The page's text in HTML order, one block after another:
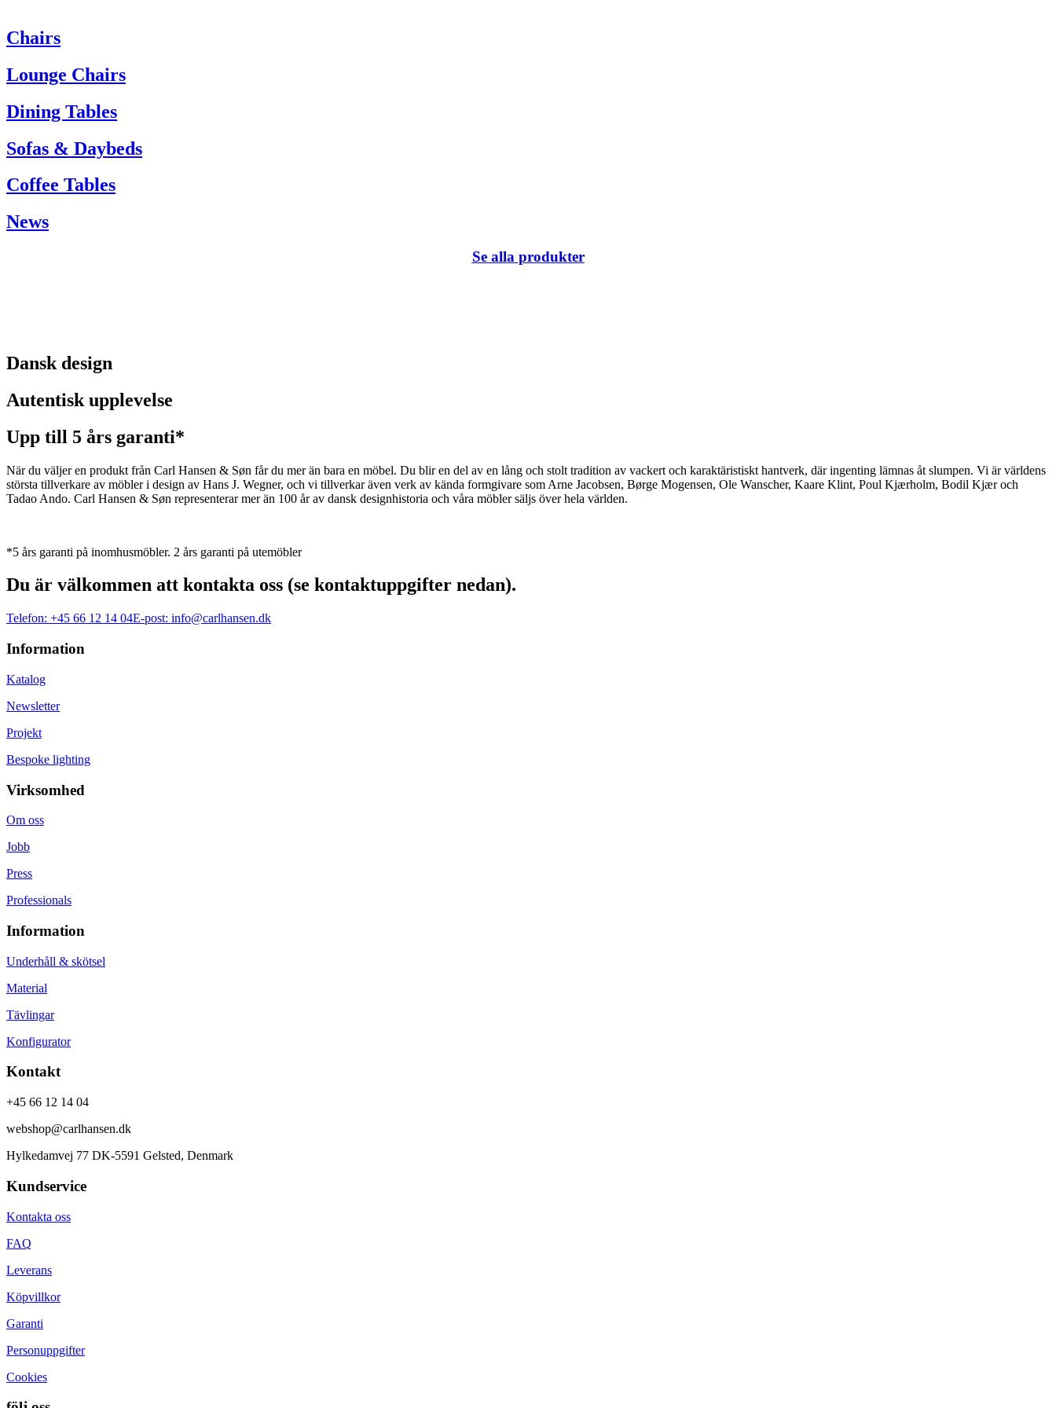
Om du behöver hjälp är du välkommen att kontakta vår kundtjänst:
Tel. +45 66 12 14 04
info@carlhansen.dk
Chairs
Lounge Chairs
Dining Tables
Sofas & Daybeds
Coffee Tables
News
Se alla produkter
Dansk design
Autentisk upplevelse
Upp till 5 års garanti*
När du väljer en produkt från Carl Hansen & Søn får du mer än bara en möbel. Du blir en del av en lång och stolt tradition av vackert och karaktäristiskt hantverk, där ingenting lämnas åt slumpen. Vi är världens
största tillverkare av möbler i design av Hans J. Wegner, och vi tillverkar även verk av kända formgivare som Arne Jacobsen, Børge Mogensen, Ole Wanscher, Kaare Klint, Poul Kjærholm, Bodil Kjær och
Tadao Ando. Carl Hansen & Søn representerar mer än 100 år av dansk designhistoria och våra möbler säljs över hela världen.
*5 års garanti på inomhusmöbler. 2 års garanti på utemöbler
Du är välkommen att kontakta oss (se kontaktuppgifter nedan).
Telefon: +45 66 12 14 04E-post: info@carlhansen.dk
Information
Katalog
Newsletter
Projekt
Bespoke lighting
Virksomhed
Om oss
Jobb
Press
Professionals
Information
Underhåll & skötsel
Material
Tävlingar
Konfigurator
Kontakt
+45 66 12 14 04
webshop@carlhansen.dk
Hylkedamvej 77 DK-5591 Gelsted, Denmark
Kundservice
Kontakta oss
FAQ
Leverans
Köpvillkor
Garanti
Personuppgifter
Cookies